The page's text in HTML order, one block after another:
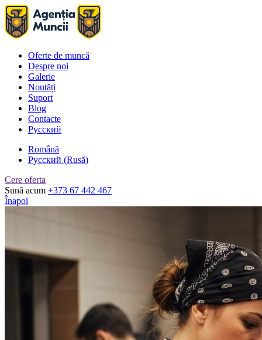
Oferte de muncă
Despre noi
Galerie
Noutăți
Suport
Blog
Contacte
Русский
Română
Русский (Rusă)
Cere oferta
Sună acum +373 67 442 467
Înapoi